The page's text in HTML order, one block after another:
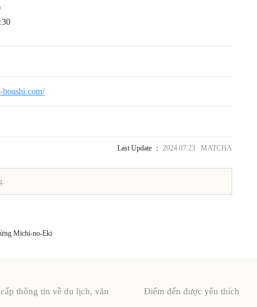
boushi.com/
Last Update ： 2024.07.23 MATCHA
Michi-no-Eki
thông tin về du lịch, văn
Điểm đến được yêu thích